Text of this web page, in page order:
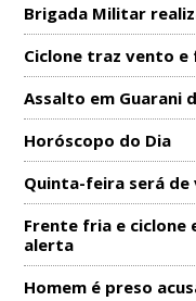
Brigada Militar
Ciclone traz vento
Assalto em Guarani
Horóscopo do Dia
Quinta-feira será de
Frente fria e ciclone
alerta
Homem é preso